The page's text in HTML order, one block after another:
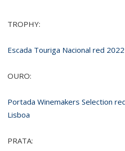
TROPHY:
Escada Touriga Nacional red
OURO:
Portada Winemakers Selection
Lisboa
PRATA: